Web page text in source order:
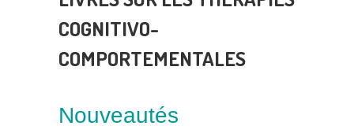
COGNITIVO-
COMPORTEMENTALES
Nouveautés